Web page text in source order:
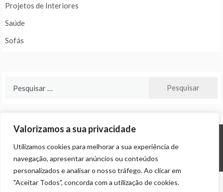
Valorizamos a sua privacidade
Utilizamos cookies para melhorar a sua experiência de
navegação, apresentar anúncios ou conteúdos
personalizados e analisar o nosso tráfego. Ao clicar em
"Aceitar Todos", concorda com a utilização de cookies.
Projetos de Interiores
Saúde
Sofás
© ALL RIGHTS RESERVED 2024 THEME: PROMOS BYTEMPLATE SELL